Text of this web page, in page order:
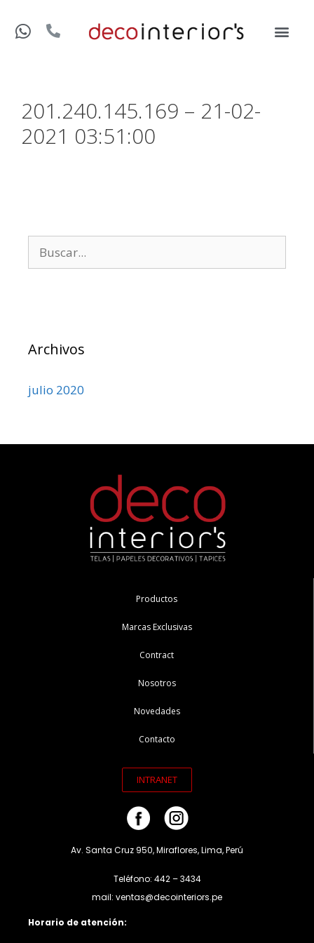
201.240.145.169 – 21-02-
2021 03:51:00
Archivos
julio 2020
Productos
Marcas Exclusivas
Contract
Nosotros
Novedades
Contacto
INTRANET
Av. Santa Cruz 950, Miraflores, Lima, Perú
Teléfono: 442 – 3434
mail: ventas@decointeriors.pe
Horario de atención: